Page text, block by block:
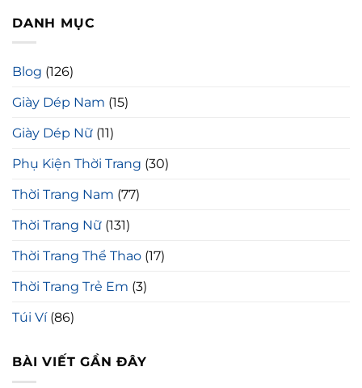
DANH MỤC
Blog (126)
Giày Dép Nam (15)
Giày Dép Nữ (11)
Phụ Kiện Thời Trang (30)
Thời Trang Nam (77)
Thời Trang Nữ (131)
Thời Trang Thể Thao (17)
Thời Trang Trẻ Em (3)
Túi Ví(86)
BÀI VIẾT GẦN ĐÂY